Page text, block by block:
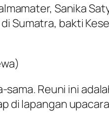
Sanika
Sumatra, bakti
Reuni ini
di lapangan upacara